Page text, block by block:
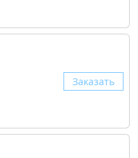
Заказать